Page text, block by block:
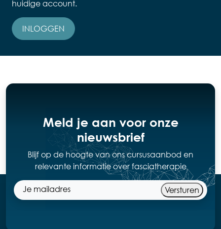
huidige account.
INLOGGEN
Meld je aan voor onze
nieuwsbrief
Blijf op de hoogte van ons cursusaanbod en
relevante informatie over fasciatherapie
Versturen